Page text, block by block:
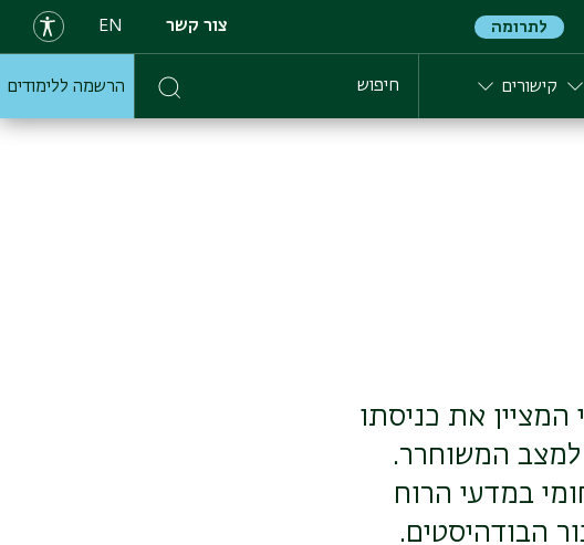
לתרומה צור קשר EN
קישורים חיפוש הרשמה ללימודים
המציין את כניסתו
למצב המשוחרר.
במדעי הרוח
הבודהיסטים.